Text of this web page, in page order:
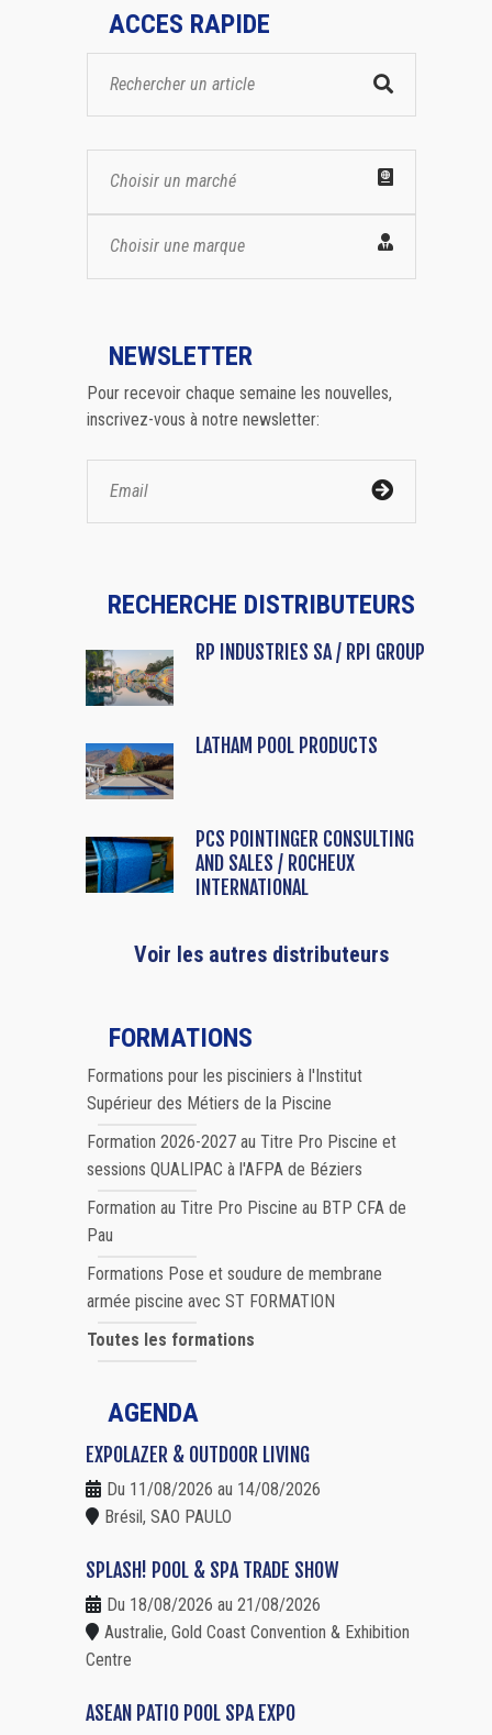
ACCES RAPIDE
Choisir un marché
Choisir une marque
NEWSLETTER
Pour recevoir chaque semaine les nouvelles,
inscrivez-vous à notre newsletter:
RECHERCHE DISTRIBUTEURS
RP INDUSTRIES SA / RPI GROUP
LATHAM POOL PRODUCTS
PCS POINTINGER CONSULTING
AND SALES / ROCHEUX
INTERNATIONAL
Voir les autres distributeurs
FORMATIONS
Formations pour les pisciniers à l'Institut
Supérieur des Métiers de la Piscine
Formation 2026-2027 au Titre Pro Piscine et
sessions QUALIPAC à l'AFPA de Béziers
Formation au Titre Pro Piscine au BTP CFA de
Pau
Formations Pose et soudure de membrane
armée piscine avec ST FORMATION
Toutes les formations
AGENDA
EXPOLAZER & OUTDOOR LIVING
Du 11/08/2026 au 14/08/2026
Brésil, SAO PAULO
SPLASH! POOL & SPA TRADE SHOW
Du 18/08/2026 au 21/08/2026
Australie, Gold Coast Convention & Exhibition
Centre
ASEAN PATIO POOL SPA EXPO